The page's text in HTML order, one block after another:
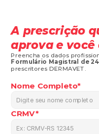
A prescrição
aprova e você
Formulário Magistral de
prescritores DERMAVET.
Nome Completo*
CRMV*